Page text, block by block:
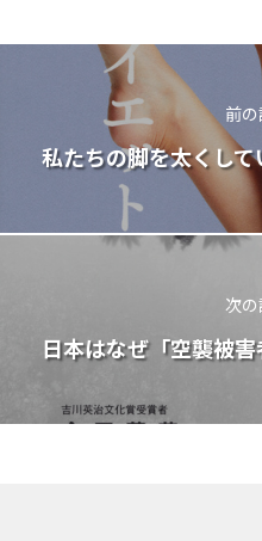
前
私たちの脚を太くし
次
日本はなぜ「空襲被